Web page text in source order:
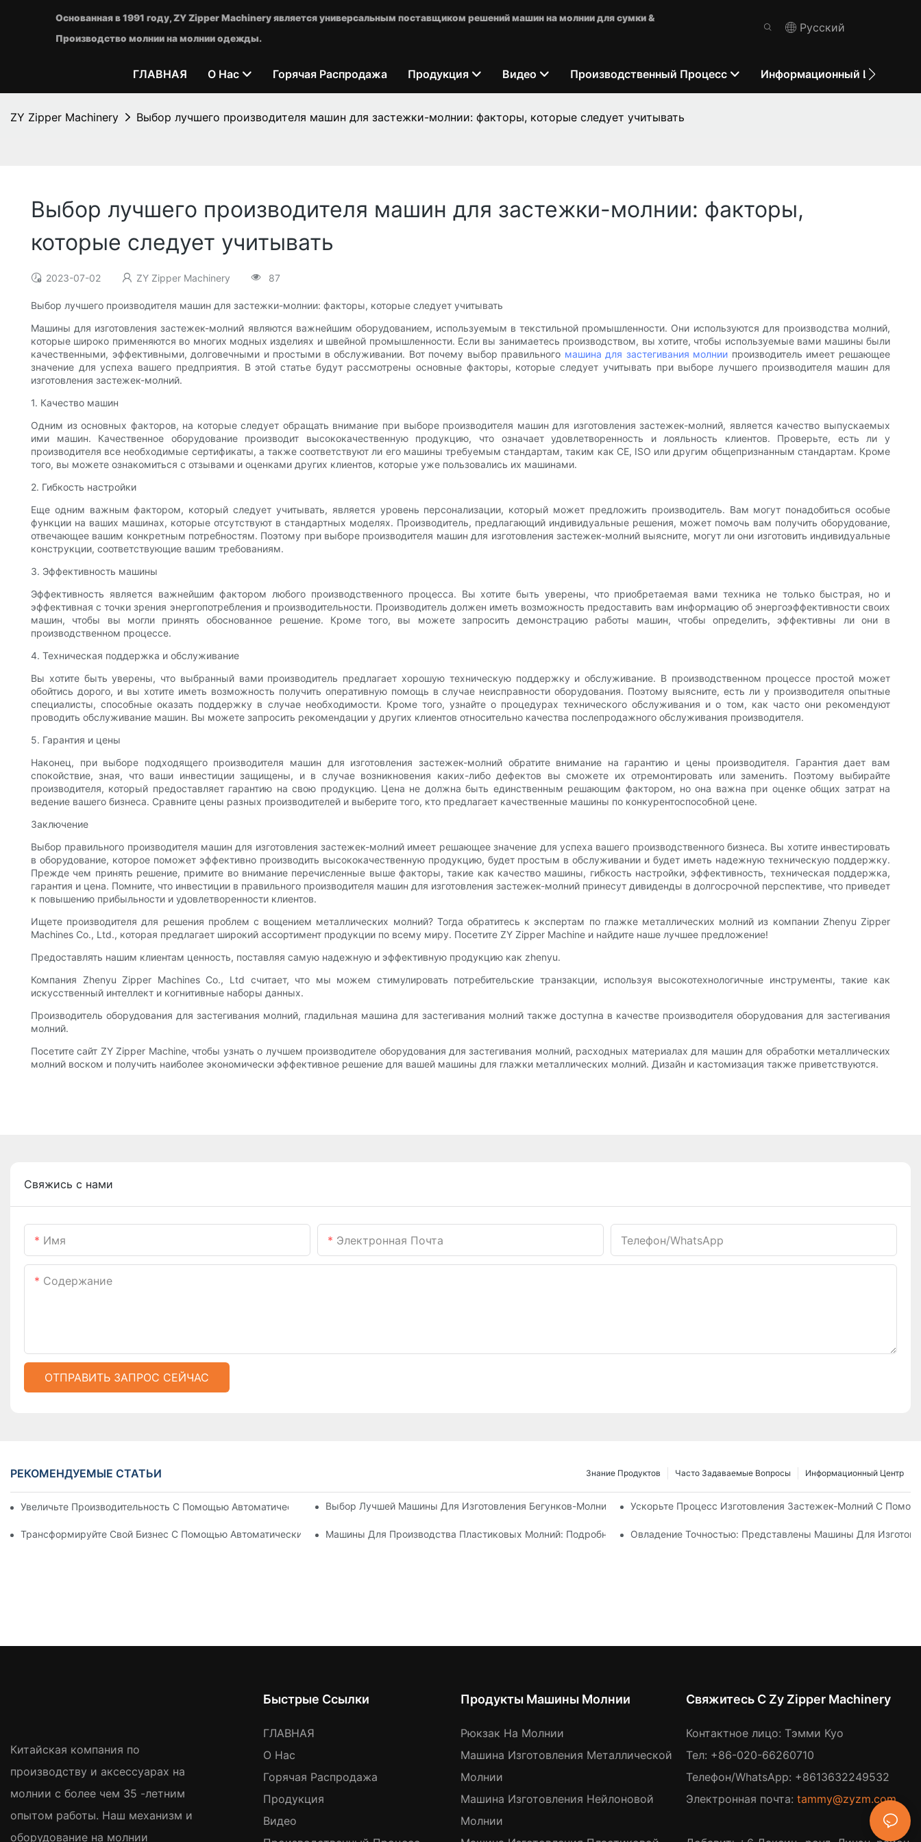
Основанная в 1991 году, ZY Zipper Machinery является универсальным поставщиком решений машин на молнии для сумки &
Производство молнии на молнии одежды.
Pусский
ГЛАВНАЯ О Нас Горячая Распродажа Продукция Видео Производственный Процесс Информационный Центр
ZY Zipper Machinery Выбор лучшего производителя машин для застежки-молнии: факторы, которые следует учитывать
Выбор лучшего производителя машин для застежки-молнии: факторы,
которые следует учитывать
2023-07-02 ZY Zipper Machinery 87
Выбор лучшего производителя машин для застежки-молнии: факторы, которые следует учитывать
Машины для изготовления застежек-молний являются важнейшим оборудованием, используемым в текстильной промышленности. Они используются для производства молний,
которые широко применяются во многих модных изделиях и швейной промышленности. Если вы занимаетесь производством, вы хотите, чтобы используемые вами машины были
качественными, эффективными, долговечными и простыми в обслуживании. Вот почему выбор правильного машина для застегивания молнии производитель имеет решающее
значение для успеха вашего предприятия. В этой статье будут рассмотрены основные факторы, которые следует учитывать при выборе лучшего производителя машин для
изготовления застежек-молний.
1. Качество машин
Одним из основных факторов, на которые следует обращать внимание при выборе производителя машин для изготовления застежек-молний, является качество выпускаемых
ими машин. Качественное оборудование производит высококачественную продукцию, что означает удовлетворенность и лояльность клиентов. Проверьте, есть ли у
производителя все необходимые сертификаты, а также соответствуют ли его машины требуемым стандартам, таким как CE, ISO или другим общепризнанным стандартам. Кроме
того, вы можете ознакомиться с отзывами и оценками других клиентов, которые уже пользовались их машинами.
2. Гибкость настройки
Еще одним важным фактором, который следует учитывать, является уровень персонализации, который может предложить производитель. Вам могут понадобиться особые
функции на ваших машинах, которые отсутствуют в стандартных моделях. Производитель, предлагающий индивидуальные решения, может помочь вам получить оборудование,
отвечающее вашим конкретным потребностям. Поэтому при выборе производителя машин для изготовления застежек-молний выясните, могут ли они изготовить индивидуальные
конструкции, соответствующие вашим требованиям.
3. Эффективность машины
Эффективность является важнейшим фактором любого производственного процесса. Вы хотите быть уверены, что приобретаемая вами техника не только быстрая, но и
эффективная с точки зрения энергопотребления и производительности. Производитель должен иметь возможность предоставить вам информацию об энергоэффективности своих
машин, чтобы вы могли принять обоснованное решение. Кроме того, вы можете запросить демонстрацию работы машин, чтобы определить, эффективны ли они в
производственном процессе.
4. Техническая поддержка и обслуживание
Вы хотите быть уверены, что выбранный вами производитель предлагает хорошую техническую поддержку и обслуживание. В производственном процессе простой может
обойтись дорого, и вы хотите иметь возможность получить оперативную помощь в случае неисправности оборудования. Поэтому выясните, есть ли у производителя опытные
специалисты, способные оказать поддержку в случае необходимости. Кроме того, узнайте о процедурах технического обслуживания и о том, как часто они рекомендуют
проводить обслуживание машин. Вы можете запросить рекомендации у других клиентов относительно качества послепродажного обслуживания производителя.
5. Гарантия и цены
Наконец, при выборе подходящего производителя машин для изготовления застежек-молний обратите внимание на гарантию и цены производителя. Гарантия дает вам
спокойствие, зная, что ваши инвестиции защищены, и в случае возникновения каких-либо дефектов вы сможете их отремонтировать или заменить. Поэтому выбирайте
производителя, который предоставляет гарантию на свою продукцию. Цена не должна быть единственным решающим фактором, но она важна при оценке общих затрат на
ведение вашего бизнеса. Сравните цены разных производителей и выберите того, кто предлагает качественные машины по конкурентоспособной цене.
Заключение
Выбор правильного производителя машин для изготовления застежек-молний имеет решающее значение для успеха вашего производственного бизнеса. Вы хотите инвестировать
в оборудование, которое поможет эффективно производить высококачественную продукцию, будет простым в обслуживании и будет иметь надежную техническую поддержку.
Прежде чем принять решение, примите во внимание перечисленные выше факторы, такие как качество машины, гибкость настройки, эффективность, техническая поддержка,
гарантия и цена. Помните, что инвестиции в правильного производителя машин для изготовления застежек-молний принесут дивиденды в долгосрочной перспективе, что приведет
к повышению прибыльности и удовлетворенности клиентов.
Ищете производителя для решения проблем с вощением металлических молний? Тогда обратитесь к экспертам по глажке металлических молний из компании Zhenyu Zipper
Machines Co., Ltd., которая предлагает широкий ассортимент продукции по всему миру. Посетите ZY Zipper Machine и найдите наше лучшее предложение!
Предоставлять нашим клиентам ценность, поставляя самую надежную и эффективную продукцию как zhenyu.
Компания Zhenyu Zipper Machines Co., Ltd считает, что мы можем стимулировать потребительские транзакции, используя высокотехнологичные инструменты, такие как
искусственный интеллект и когнитивные наборы данных.
Производитель оборудования для застегивания молний, гладильная машина для застегивания молний также доступна в качестве производителя оборудования для застегивания
молний.
Посетите сайт ZY Zipper Machine, чтобы узнать о лучшем производителе оборудования для застегивания молний, расходных материалах для машин для обработки металлических
молний воском и получить наиболее экономически эффективное решение для вашей машины для глажки металлических молний. Дизайн и кастомизация также приветствуются.
Свяжись с нами
Имя Электронная Почта Телефон/WhatsApp
Содержание
ОТПРАВИТЬ ЗАПРОС СЕЙЧАС
РЕКОМЕНДУЕМЫЕ СТАТЬИ Информационный Центр
Часто Задаваемые Вопросы
Знание Продуктов
Увеличьте Производительность С Помощью Автоматических Машин Для Изготовления Бегунков Застежек-Молний
Выбор Лучшей Машины Для Изготовления Бегунков-Молний Для Нужд Вашего БизнесаУскорьте Процесс Изготовления Застежек-Молний С
Трансформируйте Свой Бизнес С Помощью Автоматических Машин Для Изготовления Бегунков Застежек-Молний
Машины Для Производства Пластиковых Молний: Подробное Руководство По Производству
Овладение Точностью: Представлены Машины Для
Китайская компания по
производству и аксессуарах на
молнии с более чем 35 -летним
опытом работы. Наш механизм и
оборудование на молнии
Быстрые Ссылки
ГЛАВНАЯ
О Нас
Горячая Распродажа
Продукция
Видео
Продукты Машины Молнии
Рюкзак На Молнии
Машина Изготовления Металлической
Молнии
Машина Изготовления Нейлоновой
Молнии
Свяжитесь С Zy Zipper Machinery
Контактное лицо: Тэмми Куо
Тел: +86-020-66260710
Телефон/WhatsApp: +8613632249532
Электронная почта: tammy@zyzm.com